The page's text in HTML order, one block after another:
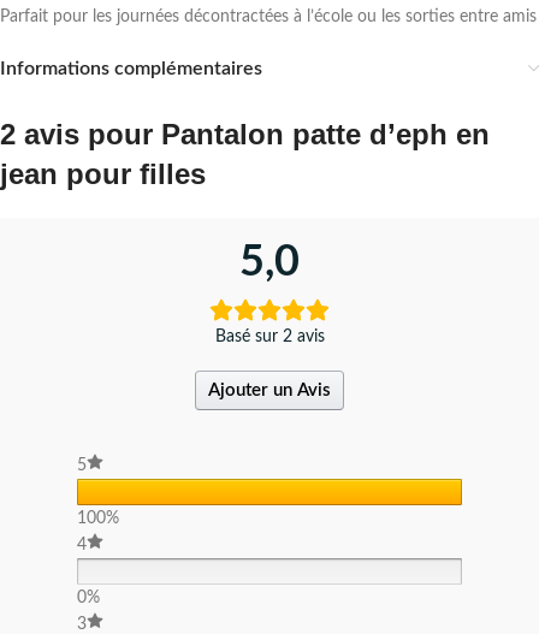
Parfait pour les journées décontractées à l’école ou les sorties entre amis
Informations complémentaires
2 avis pour Pantalon patte d’eph en
jean pour filles
5,0
Basé sur 2 avis
Ajouter un Avis
5
100%
4
0%
3